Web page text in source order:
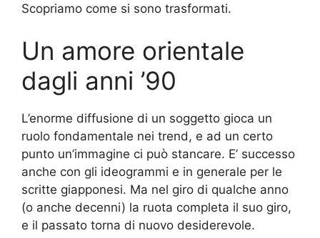
Scopriamo come si sono trasformati.
Un amore orientale
dagli anni ’90
L’enorme diffusione di un soggetto gioca un
ruolo fondamentale nei trend, e ad un certo
punto un’immagine ci può stancare. E’ successo
anche con gli ideogrammi e in generale per le
scritte giapponesi. Ma nel giro di qualche anno
(o anche decenni) la ruota completa il suo giro,
e il passato torna di nuovo desiderevole.